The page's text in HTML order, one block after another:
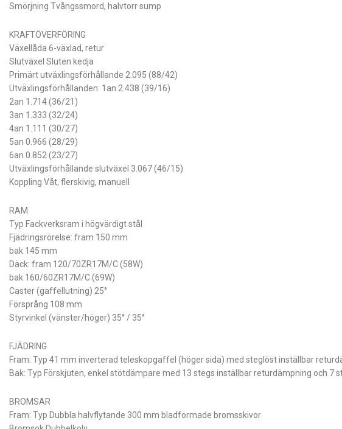
Smörjning Tvångssmord, halvtorr sump
KRAFTÖVERFÖRING
Växellåda 6-växlad, retur
Slutväxel Sluten kedja
Primärt utväxlingsförhållande 2.095 (88/42)
Utväxlingsförhållanden: 1an 2.438 (39/16)
2an 1.714 (36/21)
3an 1.333 (32/24)
4an 1.111 (30/27)
5an 0.966 (28/29)
6an 0.852 (23/27)
Utväxlingsförhållande slutväxel 3.067 (46/15)
Koppling Våt, flerskivig, manuell
RAM
Typ Fackverksram i högvärdigt stål
Fjädringsrörelse: fram 150 mm
bak 145 mm
Däck: fram 120/70ZR17M/C (58W)
bak 160/60ZR17M/C (69W)
Caster (gaffellutning) 25°
Försprång 108 mm
Styrvinkel (vänster/höger) 35° / 35°
FJÄDRING
Fram: Typ 41 mm inverterad teleskopgaffel (höger sida) med steglöst inställbar
Bak: Typ Förskjuten, enkel stötdämpare med 13 stegs inställbar returdämpning och 7
BROMSAR
Fram: Typ Dubbla halvflytande 300 mm bladformade bromsskivor